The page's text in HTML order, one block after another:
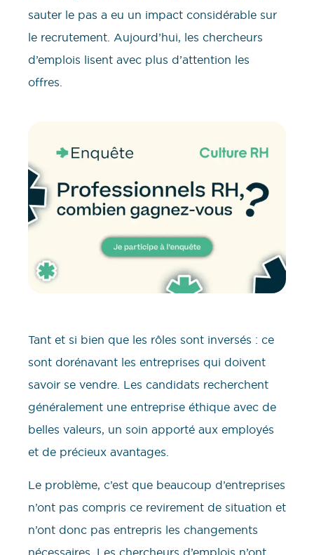
sauter le pas a eu un impact considérable sur
le recrutement. Aujourd’hui, les chercheurs
d’emplois lisent avec plus d’attention les
offres.
Tant et si bien que les rôles sont inversés : ce
sont dorénavant les entreprises qui doivent
savoir se vendre. Les candidats recherchent
généralement une entreprise éthique avec de
belles valeurs, un soin apporté aux employés
et de précieux avantages.
Le problème, c’est que beaucoup d’entreprises
n’ont pas compris ce revirement de situation et
n’ont donc pas entrepris les changements
nécessaires. Les chercheurs d’emplois n’ont